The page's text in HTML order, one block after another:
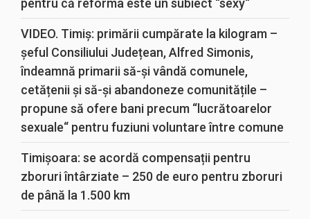
pentru că reforma este un subiect “sexy“
VIDEO. Timiș: primării cumpărate la kilogram –
șeful Consiliului Județean, Alfred Simonis,
îndeamnă primarii să-și vândă comunele,
cetățenii și să-și abandoneze comunitățile –
propune să ofere bani precum “lucrătoarelor
sexuale“ pentru fuziuni voluntare între comune
Timișoara: se acordă compensații pentru
zboruri întârziate – 250 de euro pentru zboruri
de până la 1.500 km